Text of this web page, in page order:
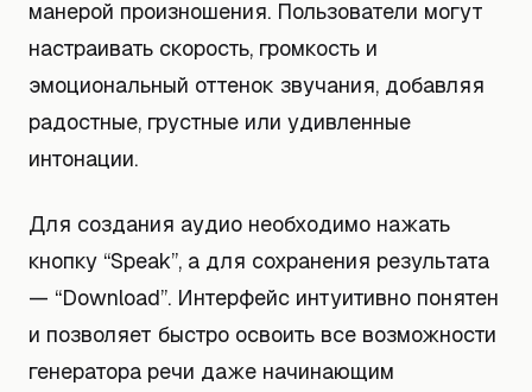
манерой произношения. Пользователи могут
настраивать скорость, громкость и
эмоциональный оттенок звучания, добавляя
радостные, грустные или удивленные
интонации.
Для создания аудио необходимо нажать
кнопку “Speak”, а для сохранения результата
— “Download”. Интерфейс интуитивно понятен
и позволяет быстро освоить все возможности
генератора речи даже начинающим